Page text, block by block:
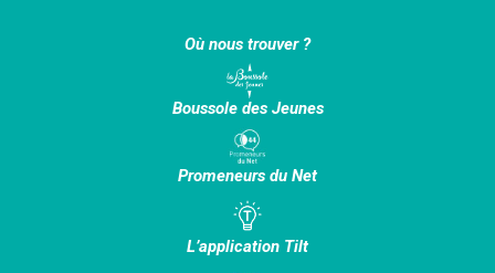
Où nous trouver ?
Boussole des Jeunes
Promeneurs du Net
L’application Tilt